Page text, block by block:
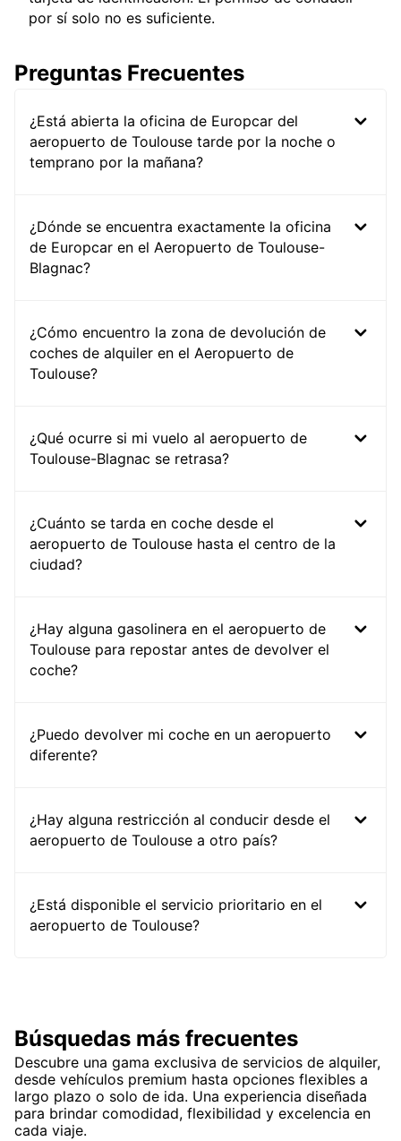
por sí solo no es suficiente.
Preguntas Frecuentes
¿Está abierta la oficina de Europcar del
aeropuerto de Toulouse tarde por la noche o
temprano por la mañana?
¿Dónde se encuentra exactamente la oficina
de Europcar en el Aeropuerto de Toulouse-
Blagnac?
¿Cómo encuentro la zona de devolución de
coches de alquiler en el Aeropuerto de
Toulouse?
¿Qué ocurre si mi vuelo al aeropuerto de
Toulouse-Blagnac se retrasa?
¿Cuánto se tarda en coche desde el
aeropuerto de Toulouse hasta el centro de la
ciudad?
¿Hay alguna gasolinera en el aeropuerto de
Toulouse para repostar antes de devolver el
coche?
¿Puedo devolver mi coche en un aeropuerto
diferente?
¿Hay alguna restricción al conducir desde el
aeropuerto de Toulouse a otro país?
¿Está disponible el servicio prioritario en el
aeropuerto de Toulouse?
Búsquedas más frecuentes
Descubre una gama exclusiva de servicios de alquiler,
desde vehículos premium hasta opciones flexibles a
largo plazo o solo de ida. Una experiencia diseñada
para brindar comodidad, flexibilidad y excelencia en
cada viaje.